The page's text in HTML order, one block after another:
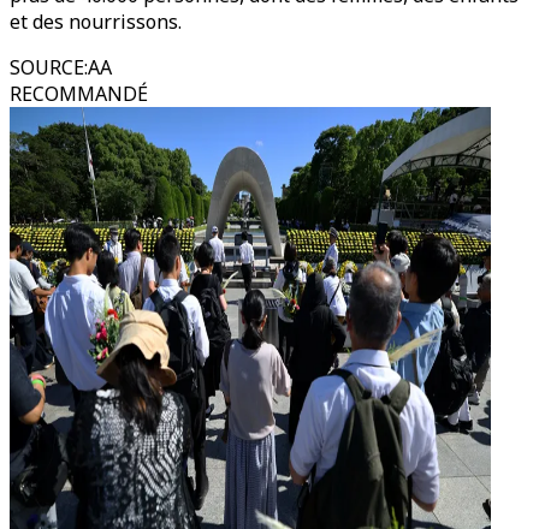
et des nourrissons.
SOURCE:AA
RECOMMANDÉ